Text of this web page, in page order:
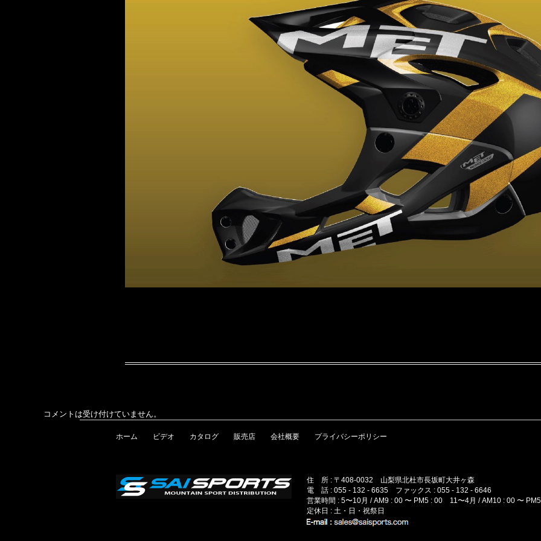
コメントは受け付けていません。
ホーム ビデオ カタログ 販売店 会社概要 プライバシーポリシー
住 所 : 〒408-0032 山梨県北杜市長坂町大井ヶ森
電 話 : 055 - 132 - 6635 ファックス : 055 - 132 - 6646
営業時間 : 5〜10月 / AM9 : 00 〜 PM5 : 00 11〜4月 / AM10 : 00 〜
定休日 : 土・日・祝祭日